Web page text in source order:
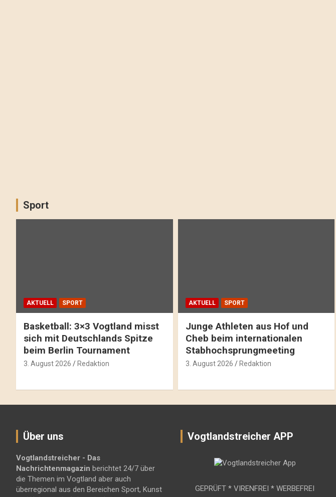
Sport
AKTUELL SPORT
Basketball: 3×3 Vogtland misst
sich mit Deutschlands Spitze
beim Berlin Tournament
3. August 2026 Redaktion
AKTUELL SPORT
Junge Athleten aus Hof und
Cheb beim internationalen
Stabhochsprungmeeting
3. August 2026 Redaktion
Über uns
Vogtlandstreicher - Das
Nachrichtenmagazin berichtet 24/7 über
die Themen im Vogtland aber auch
überregional aus den Bereichen Sport, Kunst
Vogtlandstreicher APP
GEPRÜFT * VIRENFREI * WERBEFREI